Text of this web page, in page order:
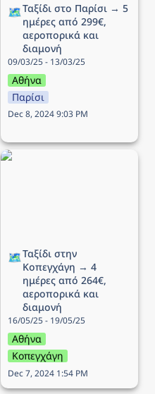
🗺️Ταξίδι στο Παρίσι → 5
ημέρες από 299€,
αεροπορικά και
διαμονή
09/03/25 - 13/03/25
Αθήνα
Παρίσι
Dec 8, 2024 9:03 PM
Ταξίδι στην Κοπεγχάγη →
🗺️Ταξίδι στην
Κοπεγχάγη → 4
ημέρες από 264€,
αεροπορικά και
διαμονή
16/05/25 - 19/05/25
Αθήνα
Κοπεγχάγη
Dec 7, 2024 1:54 PM